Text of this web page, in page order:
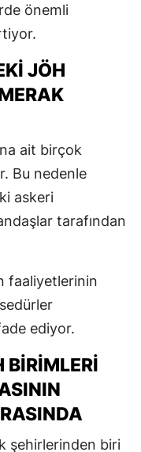
önemli
JÖH
ait birçok
Bu nedenle
askeri
tarafından
faaliyetlerinin
ediyor.
BIRIMLERI
şehirlerinden biri